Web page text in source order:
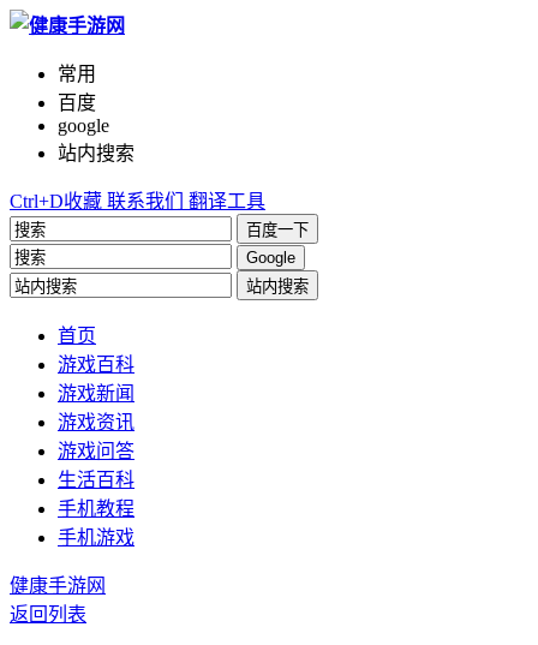
常用
百度
google
站内搜索
Ctrl+D收藏 联系我们 翻译工具
百度一下
Google
站内搜索
首页
游戏百科
游戏新闻
游戏资讯
游戏问答
生活百科
手机教程
手机游戏
健康手游网
返回列表